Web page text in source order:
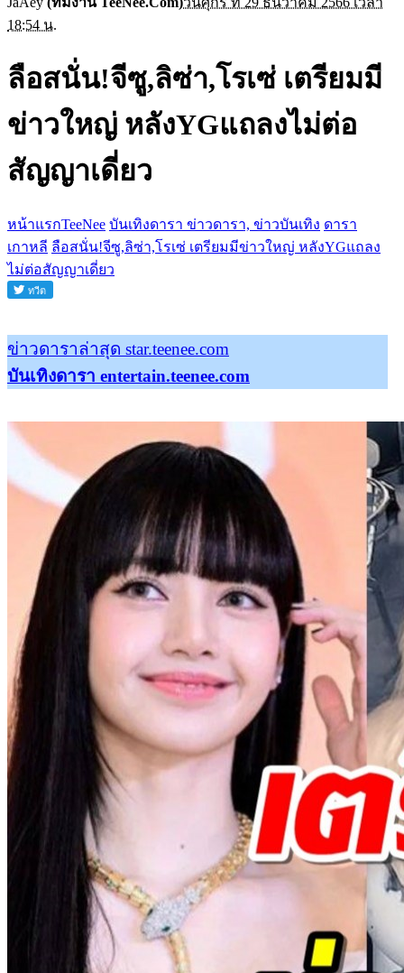
18:54 น.
ลือสนั่น!จีซู,ลิซ่า,โรเซ่ เตรียมมี
ข่าวใหญ่ หลังYGแถลงไม่ต่อ
สัญญาเดี่ยว
หน้าแรกTeeNee บันเทิงดารา ข่าวดารา, ข่าวบันเทิง ดารา
เกาหลี ลือสนั่น!จีซู,ลิซ่า,โรเซ่ เตรียมมีข่าวใหญ่ หลังYGแถลง
ไม่ต่อสัญญาเดี่ยว
ข่าวดาราล่าสุด star.teenee.com
บันเทิงดารา entertain.teenee.com